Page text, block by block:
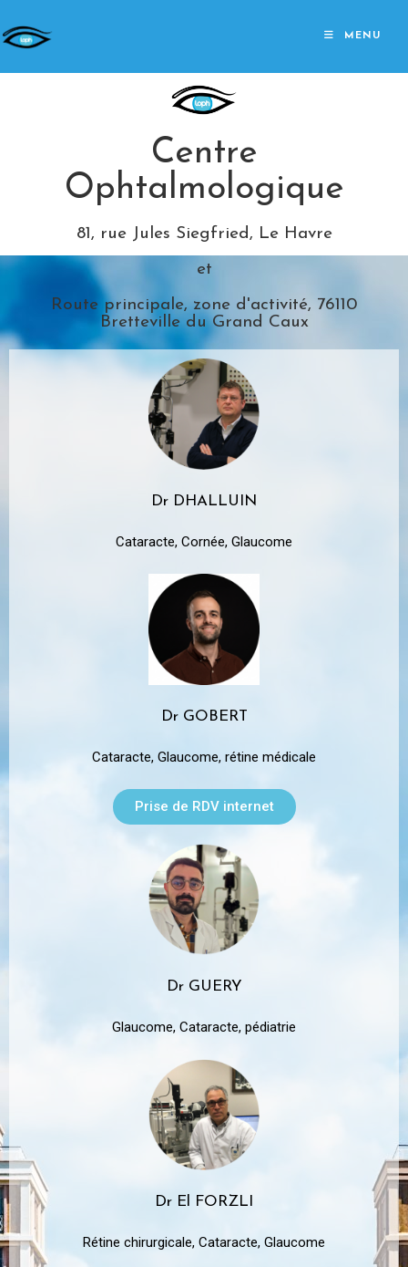
MENU
Centre
Ophtalmologique
81, rue Jules Siegfried, Le Havre
et
Route principale, zone d'activité, 76110
Bretteville du Grand Caux
Dr DHALLUIN
Cataracte, Cornée, Glaucome
Dr GOBERT
Cataracte, Glaucome, rétine médicale
Prise de RDV internet
Dr GUERY
Glaucome, Cataracte, pédiatrie
Dr El FORZLI
Rétine chirurgicale, Cataracte, Glaucome